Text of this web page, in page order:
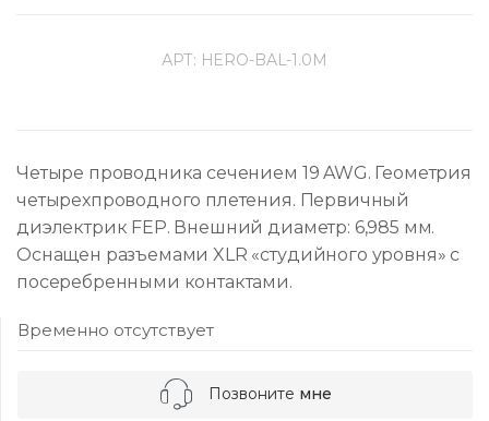
АРТ: HERO-BAL-1.0M
Четыре проводника сечением 19 AWG. Геометрия
четырехпроводного плетения. Первичный
диэлектрик FEP. Внешний диаметр: 6,985 мм.
Оснащен разъемами XLR «студийного уровня» с
посеребренными контактами.
Временно отсутствует
Позвоните мне